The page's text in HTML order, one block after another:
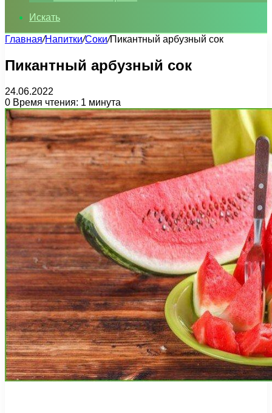
Искать
Главная/Напитки/Соки/Пикантный арбузный сок
Пикантный арбузный сок
24.06.2022
0 Время чтения: 1 минута